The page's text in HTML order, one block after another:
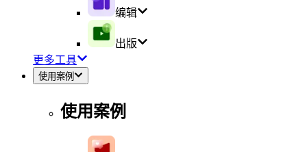
编辑
出版
更多工具
使用案例
使用案例